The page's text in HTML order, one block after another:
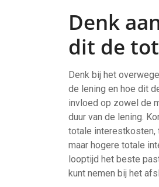
Denk
dit de
Denk bij het
de lening en hoe dit
invloed op zowel de
duur van de lening.
totale interestkosten,
maar hogere totale
looptijd het beste
kunt nemen bij het